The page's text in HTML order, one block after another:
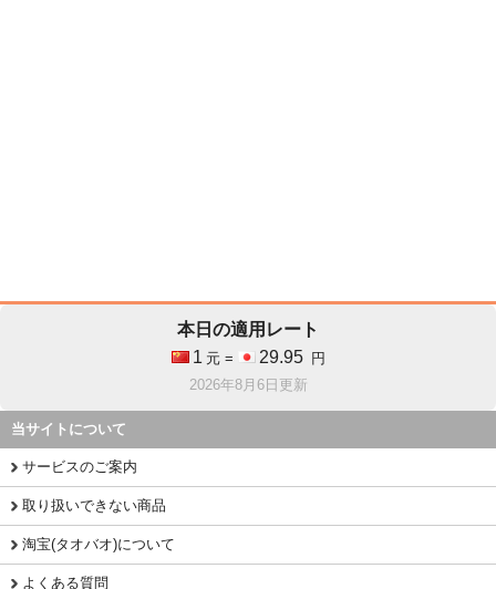
本日の適用レート
1 元 = 29.95
円
2026年8月6日更新
当サイトについて
サービスのご案内
取り扱いできない商品
淘宝(タオバオ)について
よくある質問